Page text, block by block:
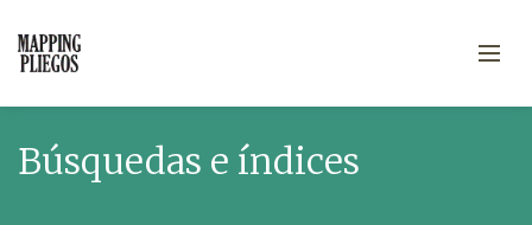
Búsquedas e índices